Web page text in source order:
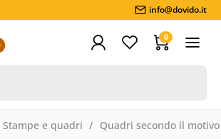
info@dovido.it
0
Stampe e quadri Quadri secondo il motivo